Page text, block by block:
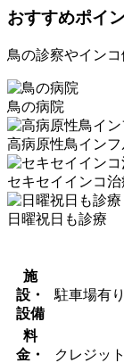
おすすめポイ
鳥の診察やインコ
鳥の病院
高病原性鳥イン
セキセイインコ治
日曜祝日も診療
施
設・
設備
駐車場有り
料
金・
クレジッ